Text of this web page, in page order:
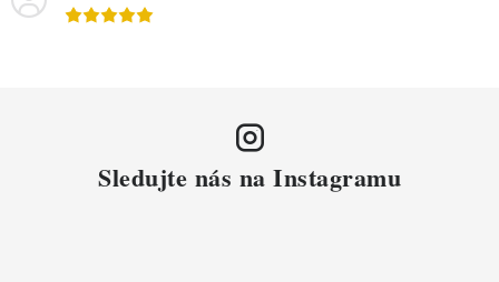
Sledujte nás na Instagramu